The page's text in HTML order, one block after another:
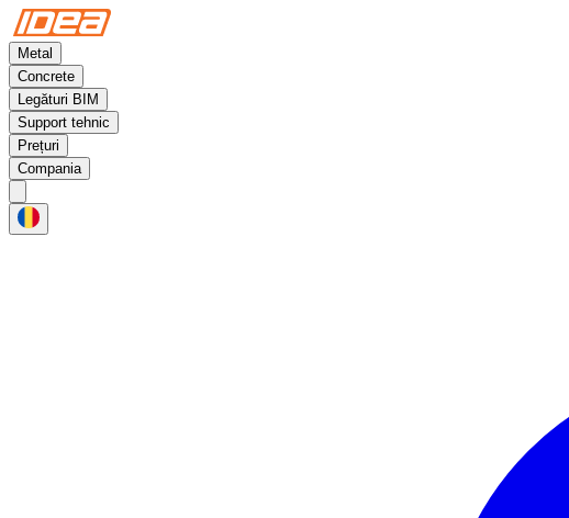
Metal
Concrete
Legături BIM
Support tehnic
Prețuri
Compania